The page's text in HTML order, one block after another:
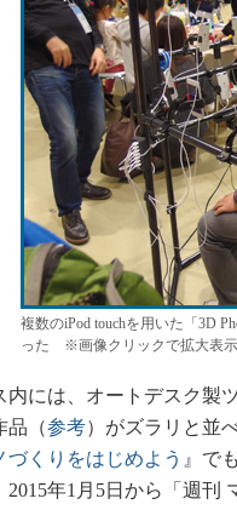
複数のiPod touchを用いた「3D
った ※画像クリックで拡大表示
には、オートデスク製
品（参考）がズラリと並
づくりをはじめよう 』で
2015年1月5日から「週刊